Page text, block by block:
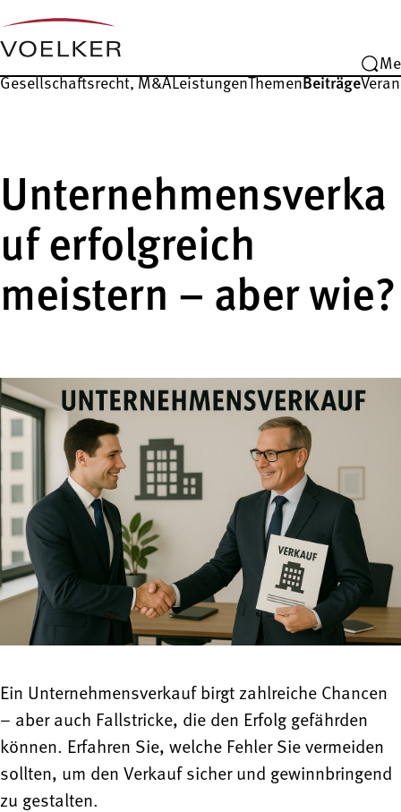
Gesellschafts­recht, M&ALeistungenThemenBeiträge
Unternehmensverka
uf erfolgreich
meistern – aber wie?
Ein Unternehmensverkauf birgt zahlreiche Chancen
– aber auch Fallstricke, die den Erfolg gefährden
können. Erfahren Sie, welche Fehler Sie vermeiden
sollten, um den Verkauf sicher und gewinnbringend
zu gestalten.